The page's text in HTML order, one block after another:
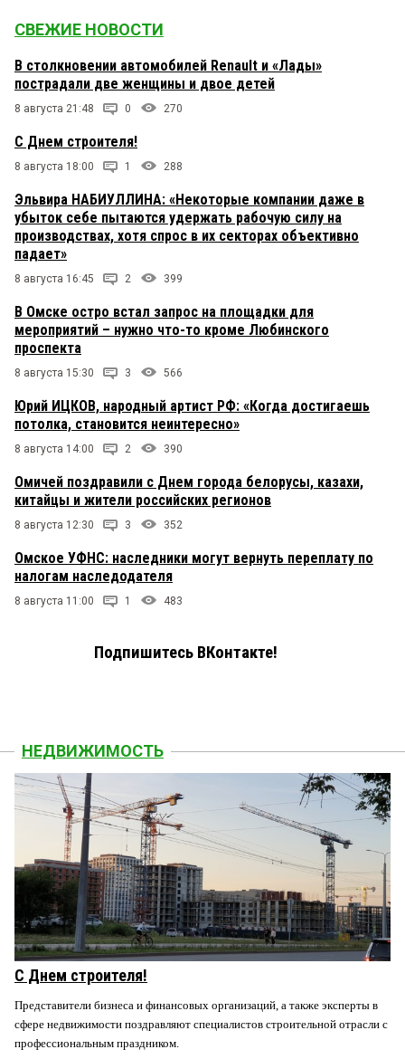
СВЕЖИЕ НОВОСТИ
В столкновении автомобилей Renault и «Лады»
пострадали две женщины и двое детей
8 августа 21:48 0 270
С Днем строителя!
8 августа 18:00 1 288
Эльвира НАБИУЛЛИНА: «Некоторые компании даже в
убыток себе пытаются удержать рабочую силу на
производствах, хотя спрос в их секторах объективно
падает»
8 августа 16:45 2 399
В Омске остро встал запрос на площадки для
мероприятий – нужно что-то кроме Любинского
проспекта
8 августа 15:30 3 566
Юрий ИЦКОВ, народный артист РФ: «Когда достигаешь
потолка, становится неинтересно»
8 августа 14:00 2 390
Омичей поздравили с Днем города белорусы, казахи,
китайцы и жители российских регионов
8 августа 12:30 3 352
Омское УФНС: наследники могут вернуть переплату по
налогам наследодателя
8 августа 11:00 1 483
Подпишитесь ВКонтакте!
НЕДВИЖИМОСТЬ
С Днем строителя!
Представители бизнеса и финансовых организаций, а также эксперты в
сфере недвижимости поздравляют специалистов строительной отрасли с
профессиональным праздником.